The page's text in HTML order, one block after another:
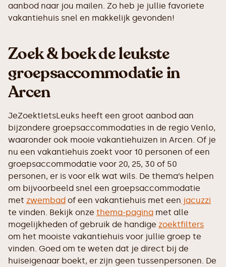
aanbod naar jou mailen. Zo heb je jullie favoriete
vakantiehuis snel en makkelijk gevonden!
Zoek & boek de leukste
groepsaccommodatie in
Arcen
JeZoektIetsLeuks heeft een groot aanbod aan
bijzondere groepsaccommodaties in de regio Venlo,
waaronder ook mooie vakantiehuizen in Arcen. Of je
nu een vakantiehuis zoekt voor 10 personen of een
groepsaccommodatie voor 20, 25, 30 of 50
personen, er is voor elk wat wils. De thema’s helpen
om bijvoorbeeld snel een groepsaccommodatie
met zwembad of een vakantiehuis met een jacuzzi
te vinden. Bekijk onze thema-pagina met alle
mogelijkheden of gebruik de handige zoektfilters
om het mooiste vakantiehuis voor jullie groep te
vinden. Goed om te weten dat je direct bij de
huiseigenaar boekt, er zijn geen tussenpersonen. De